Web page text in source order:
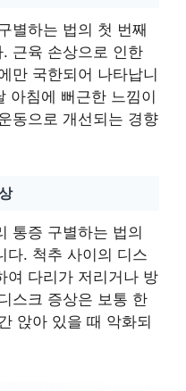
별하는 법의 첫 번째
근육 손상으로 인한
만 국한되어 나타납니
아침에 뻐근한 느낌이
동으로 개선되는 경향
통증 구별하는 법의
다. 척추 사이의 디스
여 다리가 저리거나 방
스크 증상은 보통 한
앉아 있을 때 악화되